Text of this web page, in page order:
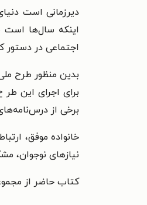
دیرزمانی است
اینکه سال‌ها است
اجتماعی در دستور
بدین منظور طرح
برای اجرای این
برخی از
خانواده موفق،
نیازهای نوجوان،
کتاب حاضر از